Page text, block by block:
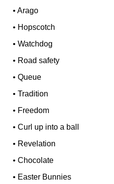
•Arago
• Hopscotch
•Watchdog
• Road safety
•Queue
•Tradition
• Freedom
•Curl up into a ball
• Revelation
•Chocolate
• Easter Bunnies